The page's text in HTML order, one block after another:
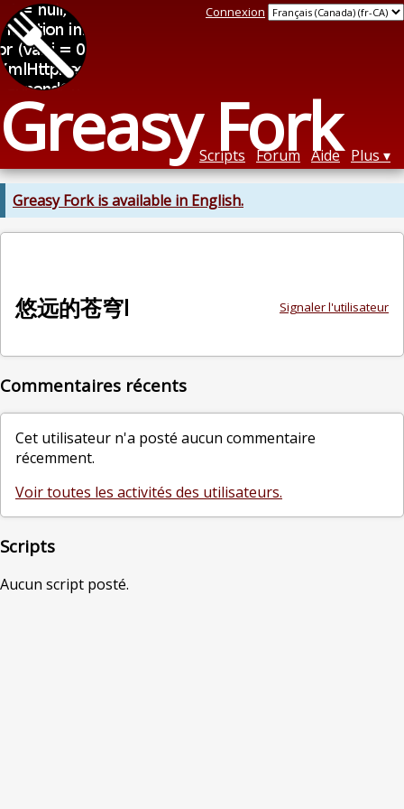
Greasy Fork
Connexion
Scripts Forum Aide Plus
Greasy Fork is available in English.
Signaler l'utilisateur
悠远的苍穹l
Commentaires récents
Cet utilisateur n'a posté aucun commentaire
récemment.
Voir toutes les activités des utilisateurs.
Scripts
Aucun script posté.